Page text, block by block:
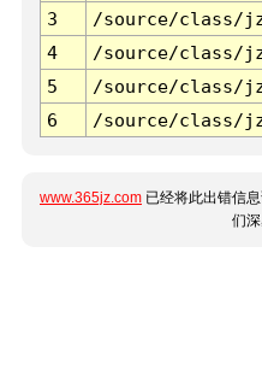
3 /source/class/
4
/source/class/
5
/source/class/
6
/source/class/
www.365jz.com 已经将此出错信
们